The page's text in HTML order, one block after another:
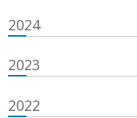
2024
2023
2022